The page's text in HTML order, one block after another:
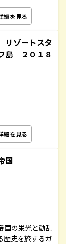
細を見る
ゾートスタ
島 ２０１８
細を見る
国
国の栄光と動乱
歴史を旅するガ